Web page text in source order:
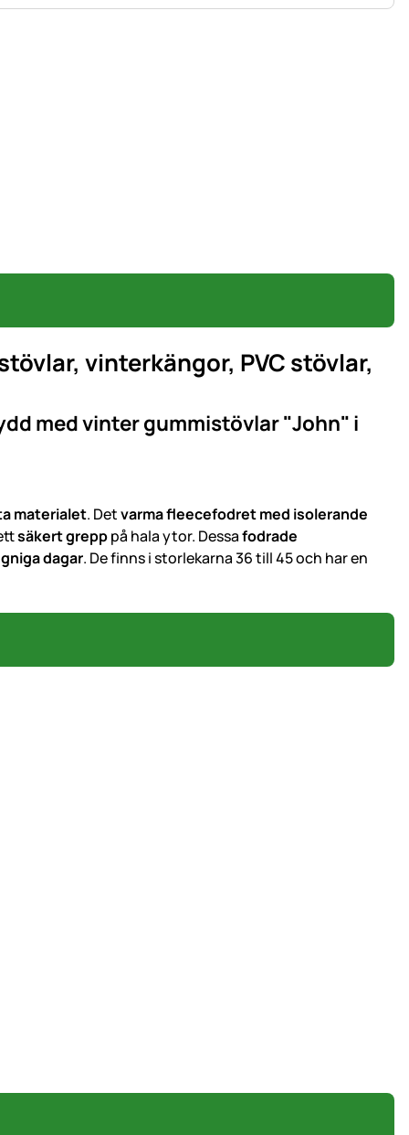
vinterkängor, PVC stövlar,
med vinter gummistövlar "John" i
materialet. Detvarma fleecefodret med isolerande
säkert grepppå hala ytor. Dessafodrade
dagar. De finns i storlekarna 36 till 45 och har en